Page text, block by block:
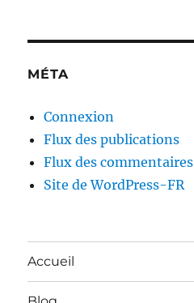
MÉTA
Connexion
Flux des publications
Flux des commentaires
Site de WordPress-FR
Accueil